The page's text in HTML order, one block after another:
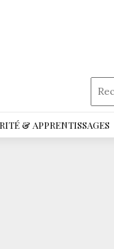
& APPRENTISSAGES